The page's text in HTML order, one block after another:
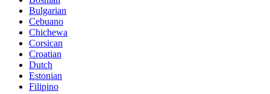
Bulgarian
Cebuano
Chichewa
Corsican
Croatian
Dutch
Estonian
Filipino